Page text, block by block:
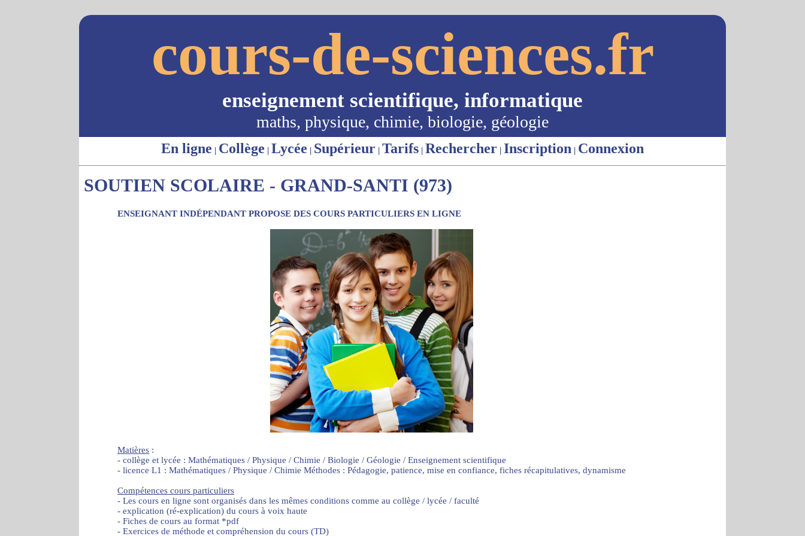
cours-de-sciences.fr
enseignement scientifique, informatique
maths, physique, chimie, biologie, géologie
En ligne | Collège | Lycée | Supérieur | Tarifs | Rechercher | Inscription | Connexion
SOUTIEN SCOLAIRE - GRAND-SANTI (973)
ENSEIGNANT INDÉPENDANT PROPOSE DES COURS PARTICULIERS EN LIGNE
Matières :
- collège et lycée : Mathématiques / Physique / Chimie / Biologie / Géologie / Enseignement scientifique
- licence L1 : Mathématiques / Physique / Chimie Méthodes : Pédagogie, patience, mise en confiance, fiches récapitulatives, dynamisme
Compétences cours particuliers
- Les cours en ligne sont organisés dans les mêmes conditions comme au collège / lycée / faculté
- explication (ré-explication) du cours à voix haute
- Fiches de cours au format *pdf
- Exercices de méthode et compréhension du cours (TD)